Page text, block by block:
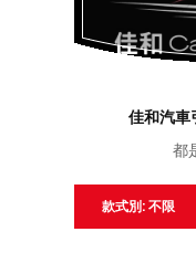
佳和汽車
都
款式別: 不限